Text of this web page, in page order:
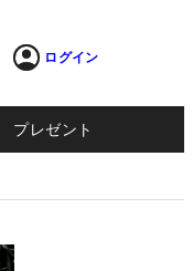
ログイン
プレゼント